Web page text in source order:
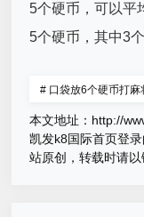
5个硬币，可以平
5个硬币，其中3
# 口袋放6个硬币打麻
本文地址： http://
凯发k8国际首页登
站原创，转载时请以